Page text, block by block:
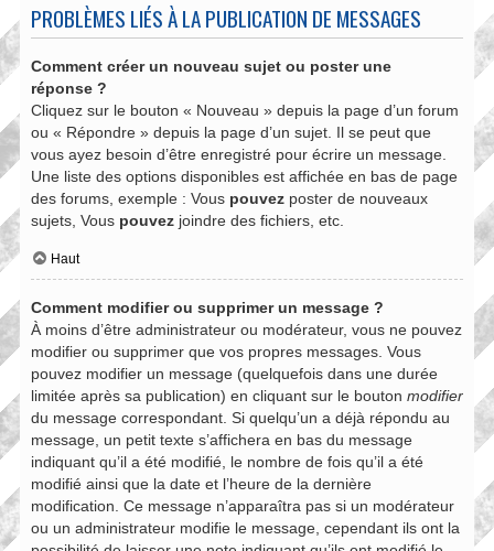
PROBLÈMES LIÉS À LA PUBLICATION DE MESSAGES
Comment créer un nouveau sujet ou poster une
réponse ?
Cliquez sur le bouton « Nouveau » depuis la page d’un forum
ou « Répondre » depuis la page d’un sujet. Il se peut que
vous ayez besoin d’être enregistré pour écrire un message.
Une liste des options disponibles est affichée en bas de page
des forums, exemple : Vous pouvez poster de nouveaux
sujets, Vous pouvez joindre des fichiers, etc.
Haut
Comment modifier ou supprimer un message ?
À moins d’être administrateur ou modérateur, vous ne pouvez
modifier ou supprimer que vos propres messages. Vous
pouvez modifier un message (quelquefois dans une durée
limitée après sa publication) en cliquant sur le bouton modifier
du message correspondant. Si quelqu’un a déjà répondu au
message, un petit texte s’affichera en bas du message
indiquant qu’il a été modifié, le nombre de fois qu’il a été
modifié ainsi que la date et l’heure de la dernière
modification. Ce message n’apparaîtra pas si un modérateur
ou un administrateur modifie le message, cependant ils ont la